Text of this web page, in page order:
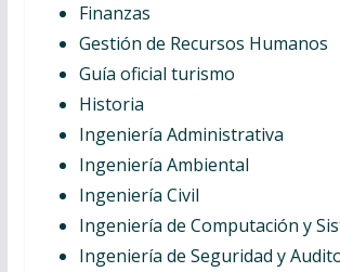
Finanzas
Gestión de Recursos Humanos
Guía oficial turismo
Historia
Ingeniería Administrativa
Ingeniería Ambiental
Ingeniería Civil
Ingeniería de Computación y
Ingeniería de Seguridad y